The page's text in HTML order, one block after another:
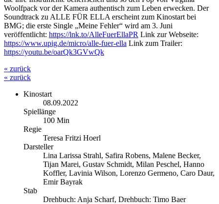
Woolfpack vor der Kamera authentisch zum Leben erwecken. Der
Soundtrack zu ALLE FÜR ELLA erscheint zum Kinostart bei
BMG; die erste Single „Meine Fehler“ wird am 3. Juni
veröffentlicht: https://lnk.to/AlleFuerEllaPR Link zur Webseite:
https://www.upig.de/micro/alle-fuer-ella Link zum Trailer:
https://youtu.be/oarQk3GVwQk
« zurück
« zurück
Kinostart
08.09.2022
Spiellänge
100 Min
Regie
Teresa Fritzi Hoerl
Darsteller
Lina Larissa Strahl, Safira Robens, Malene Becker,
Tijan Marei, Gustav Schmidt, Milan Peschel, Hanno
Koffler, Lavinia Wilson, Lorenzo Germeno, Caro Daur,
Emir Bayrak
Stab
Drehbuch: Anja Scharf, Drehbuch: Timo Baer